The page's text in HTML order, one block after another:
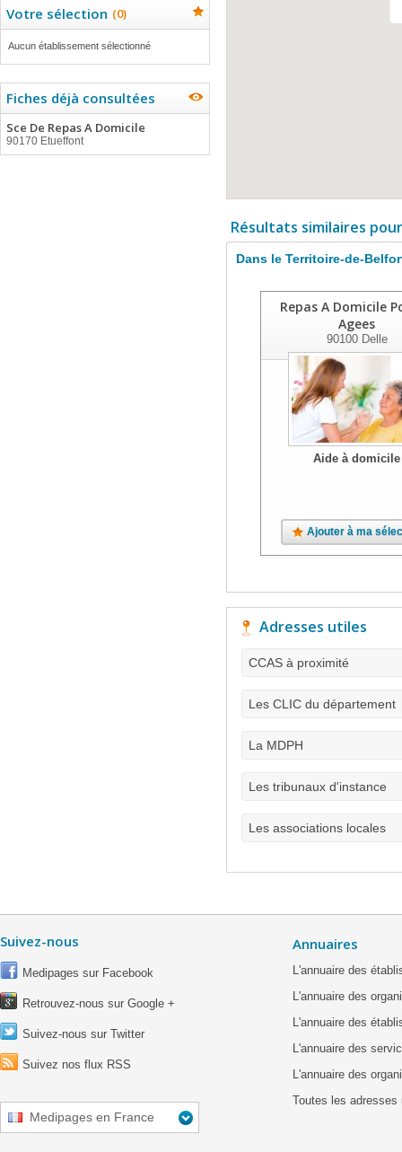
Votre sélection (0)
Aucun établissement sélectionné
Fiches déjà consultées
Sce De Repas A Domicile
90170 Etueffont
Résultats similaires
Dans le Territoire-de-
Repas A Domicile
Agees
90100Delle
Aide à domicile
Ajouter à ma
Adresses utiles
CCAS à proximité
Les CLIC du département
La MDPH
Les tribunaux d'instance
Les associations locales
Suivez-nous
Medipages sur Facebook
Retrouvez-nous sur Google +
Suivez-nous sur Twitter
Suivez nos flux RSS
Medipages en France
Annuaires
L'annuaire des
L'annuaire des
L'annuaire des
L'annuaire des
L'annuaire des
Toutes les adresses